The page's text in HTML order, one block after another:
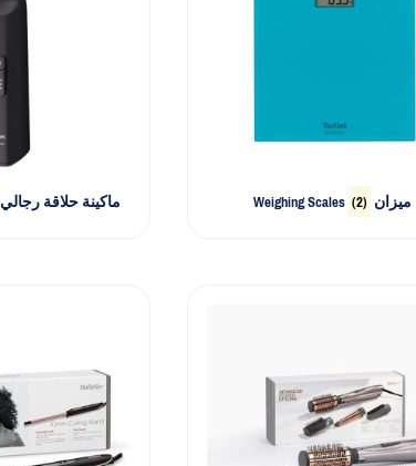
Men's Shavers ماكينة حلاقة رجالي Weighing Scales ميزان (2)